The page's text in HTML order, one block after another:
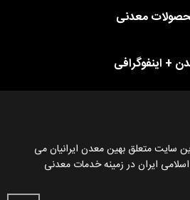
+ اینفوگرافی
سایت متعلق بهین معدن ایرانیان می
ایران در زمینه خدمات معدنی